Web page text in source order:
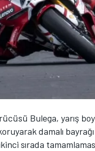
Bulega, yarış
damalı
ikinci sırada